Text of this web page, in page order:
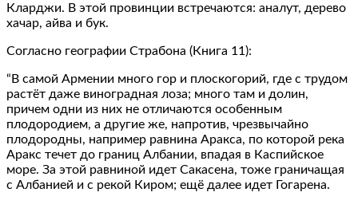
Кларджи. В этой провинции встречаются: аналут, дерево
хачар, айва и бук.
Согласно географии Страбона (Книга 11):
“В самой Армении много гор и плоскогорий, где с трудом
растёт даже виноградная лоза; много там и долин,
причем одни из них не отличаются особенным
плодородием, а другие же, напротив, чрезвычайно
плодородны, например равнина Аракса, по которой река
Аракс течет до границ Албании, впадая в Каспийское
море. За этой равниной идет Сакасена, тоже граничащая
с Албанией и с рекой Киром; ещё далее идет Гогарена.